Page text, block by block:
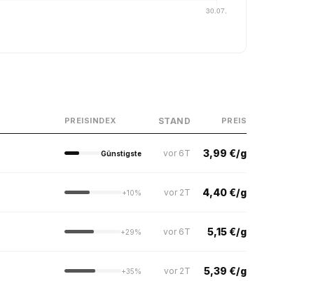
PREISINDEX STAND PREIS
Günstigste vor 6T 3,99 €/g
+10% vor 2T 4,40 €/g
+29% vor 6T 5,15 €/g
+35% vor 2T 5,39 €/g